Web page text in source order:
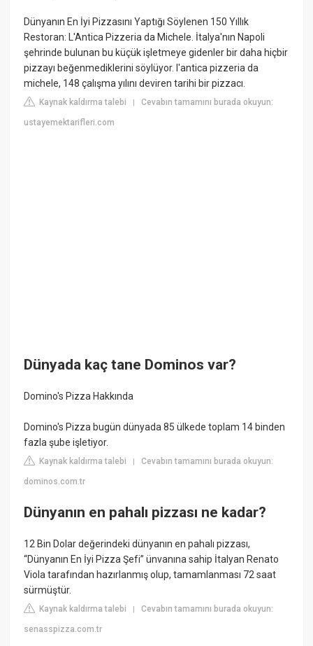
Dünyanın En İyi Pizzasını Yaptığı Söylenen 150 Yıllık
Restoran: L'Antica Pizzeria da Michele. İtalya'nın Napoli
şehrinde bulunan bu küçük işletmeye gidenler bir daha hiçbir
pizzayı beğenmediklerini söylüyor. l'antica pizzeria da
michele, 148 çalışma yılını deviren tarihi bir pizzacı.
Kaynak kaldırma talebi |Cevabın tamamını burada okuyun:
ustayemektarifleri.com
Dünyada kaç tane Dominos var?
Domino's Pizza Hakkında
Domino's Pizza bugün dünyada 85 ülkede toplam 14 binden
fazla şube işletiyor.
Kaynak kaldırma talebi |Cevabın tamamını burada okuyun:
dominos.com.tr
Dünyanın en pahalı pizzası ne kadar?
12 Bin Dolar değerindeki dünyanın en pahalı pizzası,
“Dünyanın En İyi Pizza Şefi” ünvanına sahip İtalyan Renato
Viola tarafından hazırlanmış olup, tamamlanması 72 saat
sürmüştür.
Kaynak kaldırma talebi |Cevabın tamamını burada okuyun:
senasspizza.com.tr